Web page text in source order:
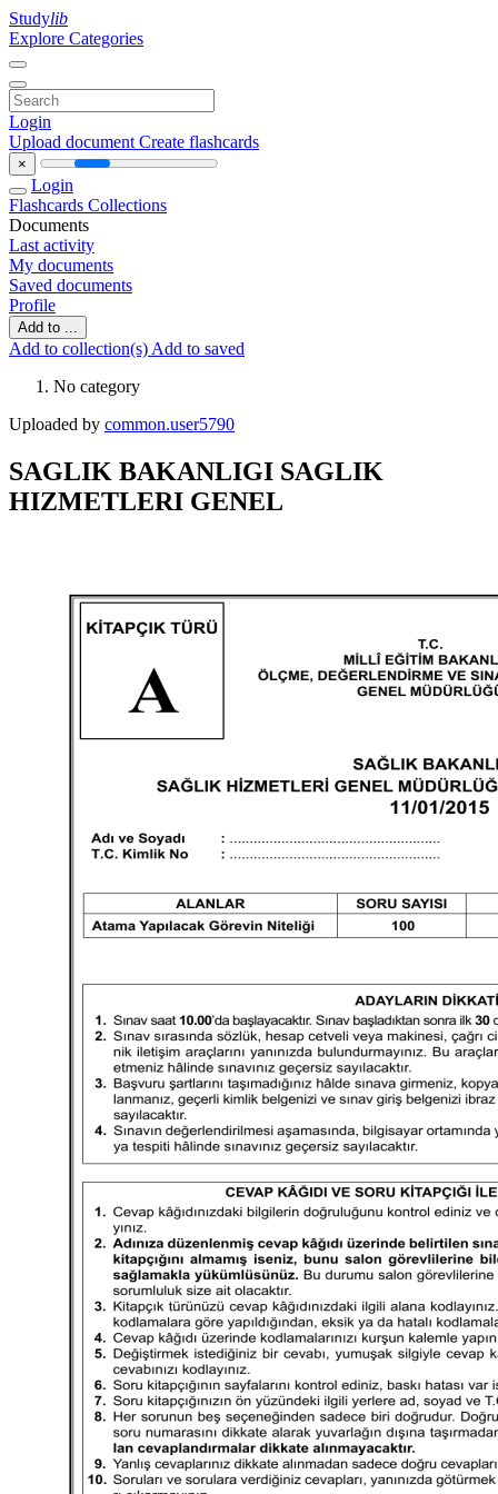
Studylib
Explore Categories
Login
Upload document Create flashcards
×
Login
Flashcards Collections
Documents
Last activity
My documents
Saved documents
Profile
Add to ...
Add to collection(s) Add to saved
No category
Uploaded by common.user5790
SAGLIK BAKANLIGI SAGLIK
HIZMETLERI GENEL